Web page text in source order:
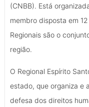
(CNBB). Está
membro disposta em
Regionais são o
região.
O Regional Espírito
estado, que organiza e
defesa dos direitos